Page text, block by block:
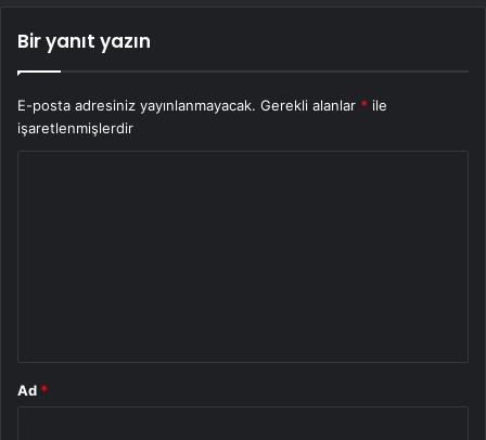
Bir yanıt yazın
E-posta adresiniz yayınlanmayacak. Gerekli alanlar * ile
işaretlenmişlerdir
Ad *